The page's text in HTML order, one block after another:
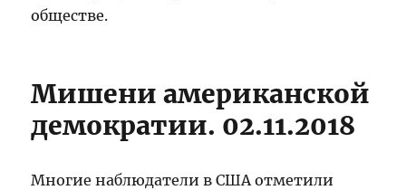
обществе.
Мишени американской
демократии. 02.11.2018
Многие наблюдатели в США отметили